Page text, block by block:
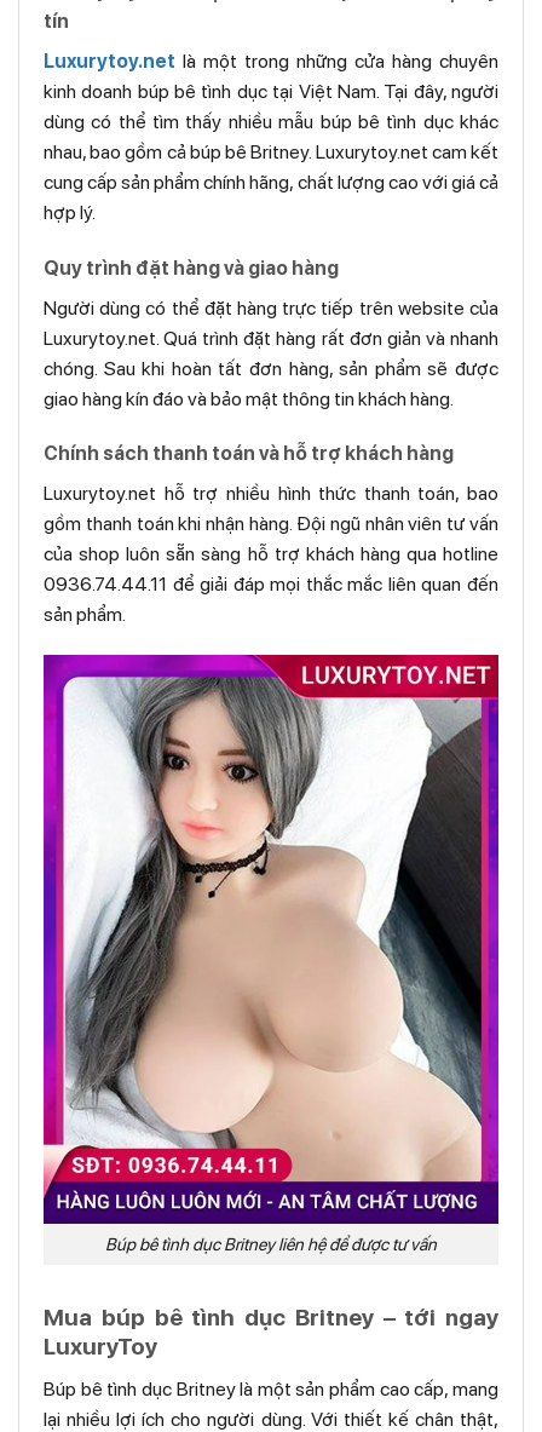
tín
Luxurytoy.net là một trong những cửa hàng chuyên
kinh doanh búp bê tình dục tại Việt Nam. Tại đây, người
dùng có thể tìm thấy nhiều mẫu búp bê tình dục khác
nhau, bao gồm cả búp bê Britney. Luxurytoy.net cam kết
cung cấp sản phẩm chính hãng, chất lượng cao với giá cả
hợp lý.
Quy trình đặt hàng và giao hàng
Người dùng có thể đặt hàng trực tiếp trên website của
Luxurytoy.net. Quá trình đặt hàng rất đơn giản và nhanh
chóng. Sau khi hoàn tất đơn hàng, sản phẩm sẽ được
giao hàng kín đáo và bảo mật thông tin khách hàng.
Chính sách thanh toán và hỗ trợ khách hàng
Luxurytoy.net hỗ trợ nhiều hình thức thanh toán, bao
gồm thanh toán khi nhận hàng. Đội ngũ nhân viên tư vấn
của shop luôn sẵn sàng hỗ trợ khách hàng qua hotline
0936.74.44.11 để giải đáp mọi thắc mắc liên quan đến
sản phẩm.
Búp bê tình dục Britney liên hệ để được tư vấn
Mua búp bê tình dục Britney – tới ngay
LuxuryToy
Búp bê tình dục Britney là một sản phẩm cao cấp, mang
lại nhiều lợi ích cho người dùng. Với thiết kế chân thật,